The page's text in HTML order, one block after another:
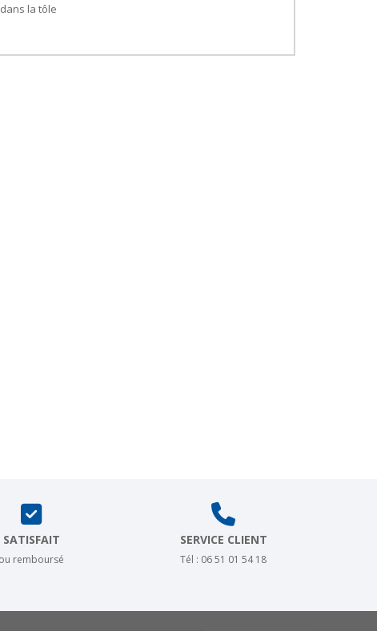
la tôle
SATISFAIT
ou remboursé
SERVICE CLIENT
Tél : 06 51 01 54 18